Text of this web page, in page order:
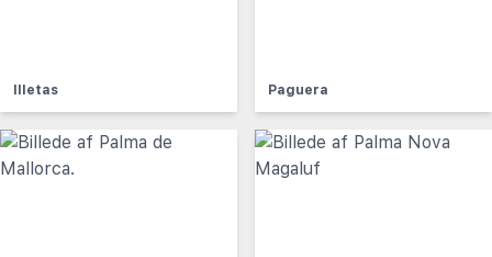
Illetas Paguera